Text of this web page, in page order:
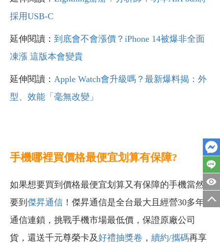
採用USB-C
延伸閱讀： 到底會不會漲價？iPhone 14被爆非全面
凍漲 這版本會變貴
延伸閱讀： Apple Watch會升級嗎？最新爆料揭：外
型、效能「毫無改變」
手機哪裡買價格最便宜划算有保障?
如果想要買到價格最便宜划算又有保障的手機當然
要到 傑昇通信 ！傑昇通信是全台最大且經營30多年
通信連鎖，挑戰手機市場最低價，保證原廠公司
貨，還送千元尊榮卡及好禮抽獎卷 ， 續約/攜碼再享